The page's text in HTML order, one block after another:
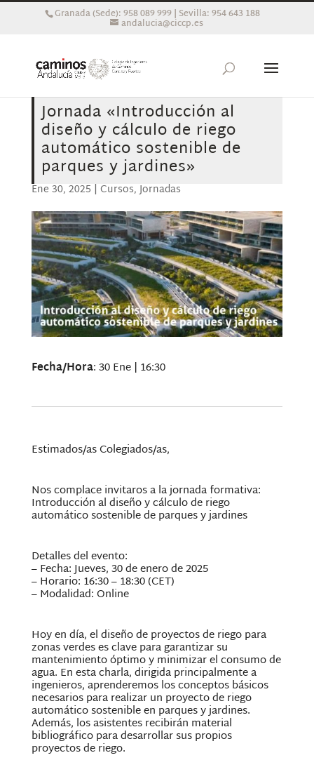
Granada (Sede): 958 089 999 | Sevilla: 954 643 188
andalucia@ciccp.es
Jornada «Introducción al
diseño y cálculo de riego
automático sostenible de
parques y jardines»
Ene 30, 2025 | Cursos,Jornadas
Fecha/Hora: 30 Ene | 16:30
Estimados/as Colegiados/as,
Nos complace invitaros a la jornada formativa:
Introducción al diseño y cálculo de riego
automático sostenible de parques y jardines
Detalles del evento:
– Fecha: Jueves, 30 de enero de 2025
– Horario: 16:30 – 18:30 (CET)
– Modalidad: Online
Hoy en día, el diseño de proyectos de riego para
zonas verdes es clave para garantizar su
mantenimiento óptimo y minimizar el consumo de
agua. En esta charla, dirigida principalmente a
ingenieros, aprenderemos los conceptos básicos
necesarios para realizar un proyecto de riego
automático sostenible en parques y jardines.
Además, los asistentes recibirán material
bibliográfico para desarrollar sus propios
proyectos de riego.